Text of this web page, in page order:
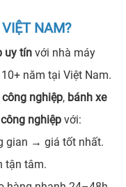
NAM?
uy tín với nhà máy
năm tại Việt Nam.
công nghiệp, bánh xe
nghiệp với:
gian → giá tốt nhất.
tận tâm.